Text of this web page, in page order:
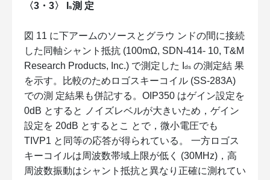
〈3・3〉 I s測 定
図 11 に下アームのソースとグラウ ンドの間に接続
した同軸シャント抵抗 (100mΩ, SDN-414- 10, T&M
Research Products, Inc.) で測定した I
ds の測定結 果
を示す。比較のためロゴスキーコイル (SS-283A)
での測 定結果も併記する。OIP350 はゲイン設定を
0dB とすると ノイズレベルが大きいため，ゲイン
設定を 20dB とするとこ とで，微小電圧でも
TIVP1 と同等の応答が得られている。 一方ロゴス
キーコイルは周波数帯域上限が低く (30MHz)，高
周波数振動はシャント抵抗と異なり正確に測れてい